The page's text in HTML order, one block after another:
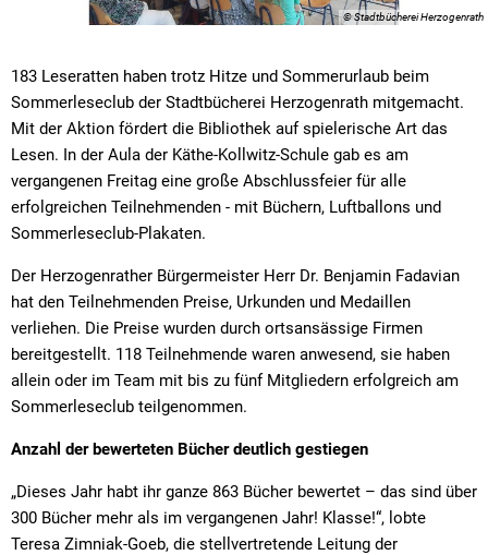
© Stadtbücherei Herzogenrath
183 Leseratten haben trotz Hitze und Sommerurlaub beim
Sommerleseclub der Stadtbücherei Herzogenrath mitgemacht.
Mit der Aktion fördert die Bibliothek auf spielerische Art das
Lesen. In der Aula der Käthe-Kollwitz-Schule gab es am
vergangenen Freitag eine große Abschlussfeier für alle
erfolgreichen Teilnehmenden - mit Büchern, Luftballons und
Sommerleseclub-Plakaten.
Der Herzogenrather Bürgermeister Herr Dr. Benjamin Fadavian
hat den Teilnehmenden Preise, Urkunden und Medaillen
verliehen. Die Preise wurden durch ortsansässige Firmen
bereitgestellt. 118 Teilnehmende waren anwesend, sie haben
allein oder im Team mit bis zu fünf Mitgliedern erfolgreich am
Sommerleseclub teilgenommen.
Anzahl der bewerteten Bücher deutlich gestiegen
„Dieses Jahr habt ihr ganze 863 Bücher bewertet – das sind über
300 Bücher mehr als im vergangenen Jahr! Klasse!“, lobte
Teresa Zimniak-Goeb, die stellvertretende Leitung der